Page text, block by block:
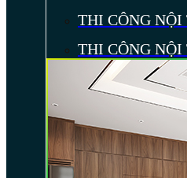
THI CÔNG
THI CÔNG